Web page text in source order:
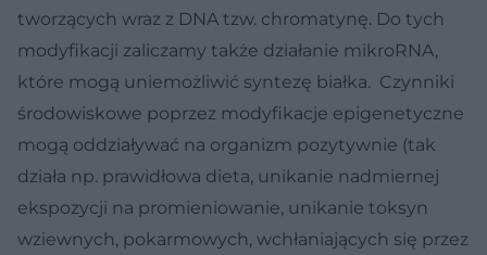
tworzących wraz z DNA tzw. chromatynę. Do tych
modyfikacji zaliczamy także działanie mikroRNA,
które mogą uniemożliwić syntezę białka. Czynniki
środowiskowe poprzez modyfikacje epigenetyczne
mogą oddziaływać na organizm pozytywnie (tak
działa np. prawidłowa dieta, unikanie nadmiernej
ekspozycji na promieniowanie, unikanie toksyn
wziewnych, pokarmowych, wchłaniających się przez